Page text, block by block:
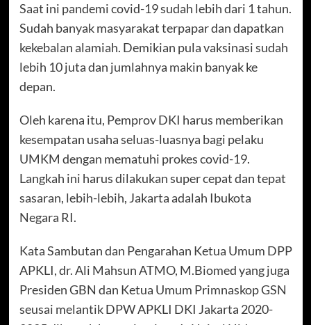
Saat ini pandemi covid-19 sudah lebih dari 1 tahun.
Sudah banyak masyarakat terpapar dan dapatkan
kekebalan alamiah. Demikian pula vaksinasi sudah
lebih 10 juta dan jumlahnya makin banyak ke
depan.
Oleh karena itu, Pemprov DKI harus memberikan
kesempatan usaha seluas-luasnya bagi pelaku
UMKM dengan mematuhi prokes covid-19.
Langkah ini harus dilakukan super cepat dan tepat
sasaran, lebih-lebih, Jakarta adalah Ibukota
Negara RI.
Kata Sambutan dan Pengarahan Ketua Umum DPP
APKLI, dr. Ali Mahsun ATMO, M.Biomed yang juga
Presiden GBN dan Ketua Umum Primnaskop GSN
seusai melantik DPW APKLI DKI Jakarta 2020-